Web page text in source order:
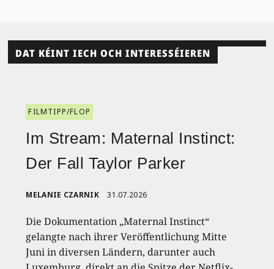
DAT KÉINT IECH OCH INTERESSÉIEREN
FILMTIPP/FLOP
Im Stream: Maternal Instinct:
Der Fall Taylor Parker
MELANIE CZARNIK 31.07.2026
Die Dokumentation „Maternal Instinct“
gelangte nach ihrer Veröffentlichung Mitte
Juni in diversen Ländern, darunter auch